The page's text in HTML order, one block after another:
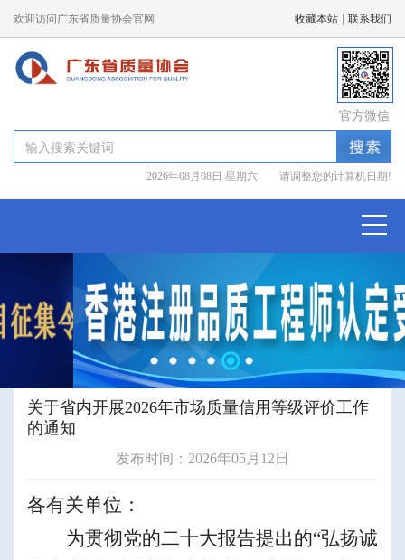
欢迎访问广东省质量协会官网 收藏本站 联系我们
官方微信
2026年08月08日 星期六 请调整您的计算机日期!
关于省内开展2026年市场质量信用等级评价工作
的通知
发布时间：2026年05月12日
各有关单位：
为贯彻党的二十大报告提出的“弘扬诚